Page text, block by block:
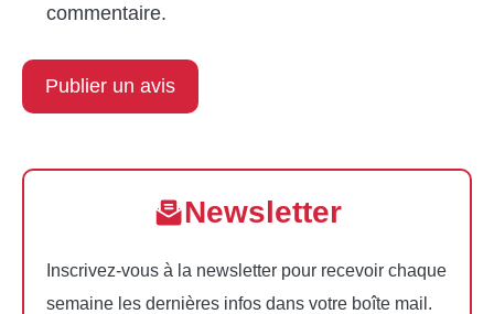
commentaire.
Newsletter
Inscrivez-vous à la newsletter pour recevoir chaque
semaine les dernières infos dans votre boîte mail.